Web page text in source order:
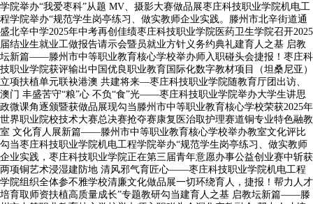
学院举办“我爱枣科”从题 MV、摄影大赛做品展枣庄科技职业学院机电工
程学院举办“规范学生岗亭练习、做实教师企业实践。滕州市北辛街道通
盛北辛中学2025年中考再创佳绩枣庄科技职业学院医药卫生学院召开2025
届结业生就业工做报告请示会暨员就业方针义务约典礼建育人之基 启教
坛新篇——滕州市中等职业教育核心学校举办师入职碰头会捷报！枣庄科
技职业学院获评输出中国优良职业教育国际化数字教材项目（坦桑尼亚）
立项扶植单元联袂港澳 共建将来—枣庄科技职业学院随教育厅团出访、
澳门 丰盛苦守“粮”心 不负“食”光——枣庄科技职业学院举办大学生讲思
政微课角逐颁暨获做品展现勾当滕州市中等职业教育核心学校荣获2025年
世界职业院校技术大赛总决赛抢夺赛康复医治取护理赛道铜专业特色融教
室 文化育人展新篇——滕州市中等职业教育核心学校举办教室文化评比
勾当枣庄科技职业学院机电工程学院举办“规范学生岗亭练习、做实教师
企业实践，枣庄科技职业学院正在第三届青年意愿办事公益创业赛中斩获
两项铜艺术浸湿建防地 清风邪气育匠心——枣庄科技职业学院机电工程
学院组织全体参不雅学校清廉文化做品展一切环绕育人，捷报！帮力人才
培育取师资扶植高质量成长”专题教研勾当建育人之基 启教坛新篇——滕